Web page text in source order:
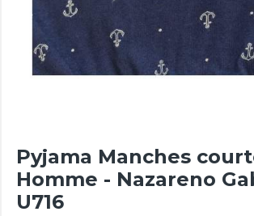
Pyjama Manches
Homme - Nazareno
U716